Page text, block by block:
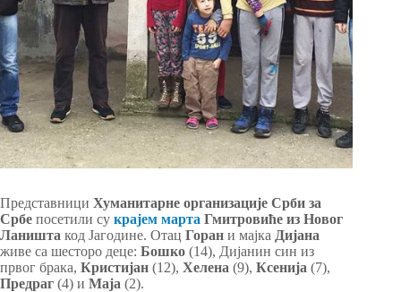
Представници Хуманитарне организације Срби за
Србе посетили су крајем марта Гмитровиће из Новог
Ланишта код Јагодине. Отац Горан и мајка Дијана
живе са шесторо деце: Бошко (14), Дијанин син из
првог брака, Кристијан (12), Хелена (9), Ксенија (7),
Предраг (4) и Маја (2).